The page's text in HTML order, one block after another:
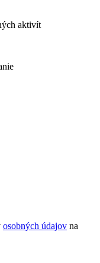
aktivít
osobných údajov na